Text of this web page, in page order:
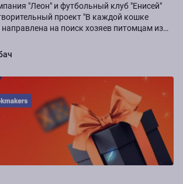
"Леон" и футбольный клуб "Енисей"
проект "В каждой кошке
на поиск хозяев питомцам из